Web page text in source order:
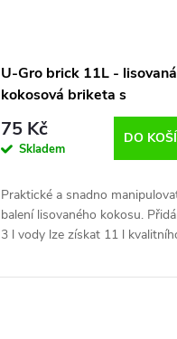
U-Gro brick 11L - lisovaná
kokosová briketa s
trichodermou
75 Kč
Skladem
DO
Praktické a snadno
balení lisovaného kokosu.
3 l vody lze získat 11 l
obohaceného Trichodermou.